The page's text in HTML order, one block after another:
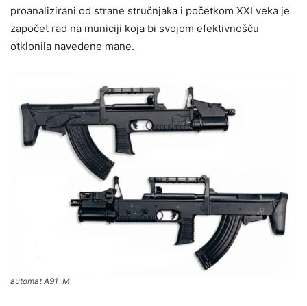
proanalizirani od strane stručnjaka i početkom XXI veka je
započet rad na municiji koja bi svojom efektivnošču
otklonila navedene mane.
automat A91-M